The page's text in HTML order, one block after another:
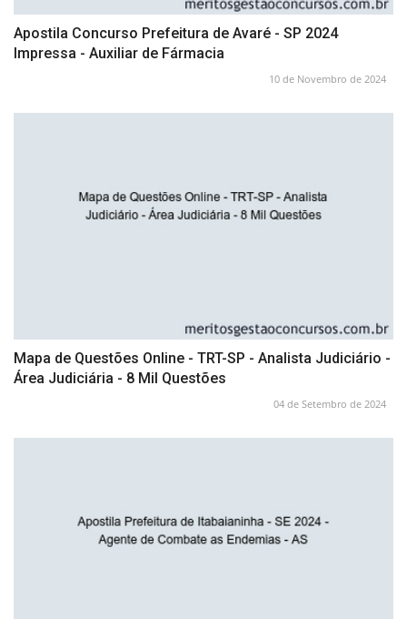
Apostila Concurso Prefeitura de Avaré - SP 2024
Impressa - Auxiliar de Fármacia
10 de Novembro de 2024
Mapa de Questões Online - TRT-SP - Analista Judiciário -
Área Judiciária - 8 Mil Questões
04 de Setembro de 2024